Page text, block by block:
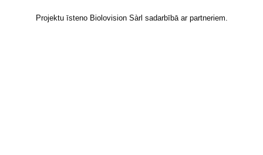
Projektu īsteno Biolovision Sàrl sadarbībā ar partneriem.